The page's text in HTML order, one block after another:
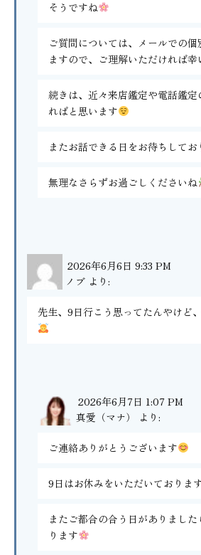
そうですね
ご質問については、メールでの
ますので、ご理解いただければ幸
続きは、近々来店鑑定や電話鑑定
ればと思います
またお話できる日をお待ちしてお
無理なさらずお過ごしくださいね
ノブ より:
2026年6月6日 9:33 PM
先生、9日行こう思ってたんやけど
真愛（マナ） より:
2026年6月7日 1:07 PM
ご連絡ありがとうございます
9日はお休みをいただいておりま
またご都合の合う日がありまし
ります